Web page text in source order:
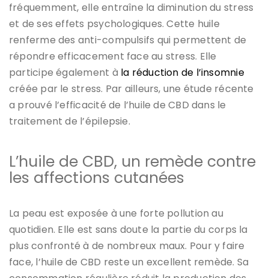
fréquemment, elle entraîne la diminution du stress
et de ses effets psychologiques. Cette huile
renferme des anti-compulsifs qui permettent de
répondre efficacement face au stress. Elle
participe également à la réduction de l’insomnie
créée par le stress. Par ailleurs, une étude récente
a prouvé l’efficacité de l’huile de CBD dans le
traitement de l’épilepsie.
L’huile de CBD, un remède contre
les affections cutanées
La peau est exposée à une forte pollution au
quotidien. Elle est sans doute la partie du corps la
plus confronté à de nombreux maux. Pour y faire
face, l’huile de CBD reste un excellent remède. Sa